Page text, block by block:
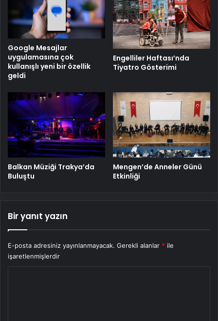
Google Mesajlar
uygulamasına çok
kullanışlı yeni bir özellik
geldi
Engelliler Haftası’nda
Tiyatro Gösterimi
Balkan Müziği Trakya’da
Buluştu
Mengen’de Anneler Günü
Etkinliği
Bir yanıt yazın
E-posta adresiniz yayınlanmayacak. Gerekli alanlar * ile
işaretlenmişlerdir